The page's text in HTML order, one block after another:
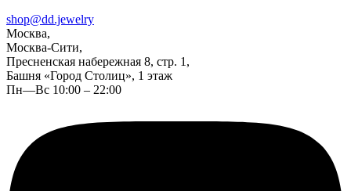
shop@dd.jewelry
Москва,
Москва-Сити,
Пресненская набережная 8, стр. 1,
Башня «Город Столиц», 1 этаж
Пн—Вс 10:00 – 22:00